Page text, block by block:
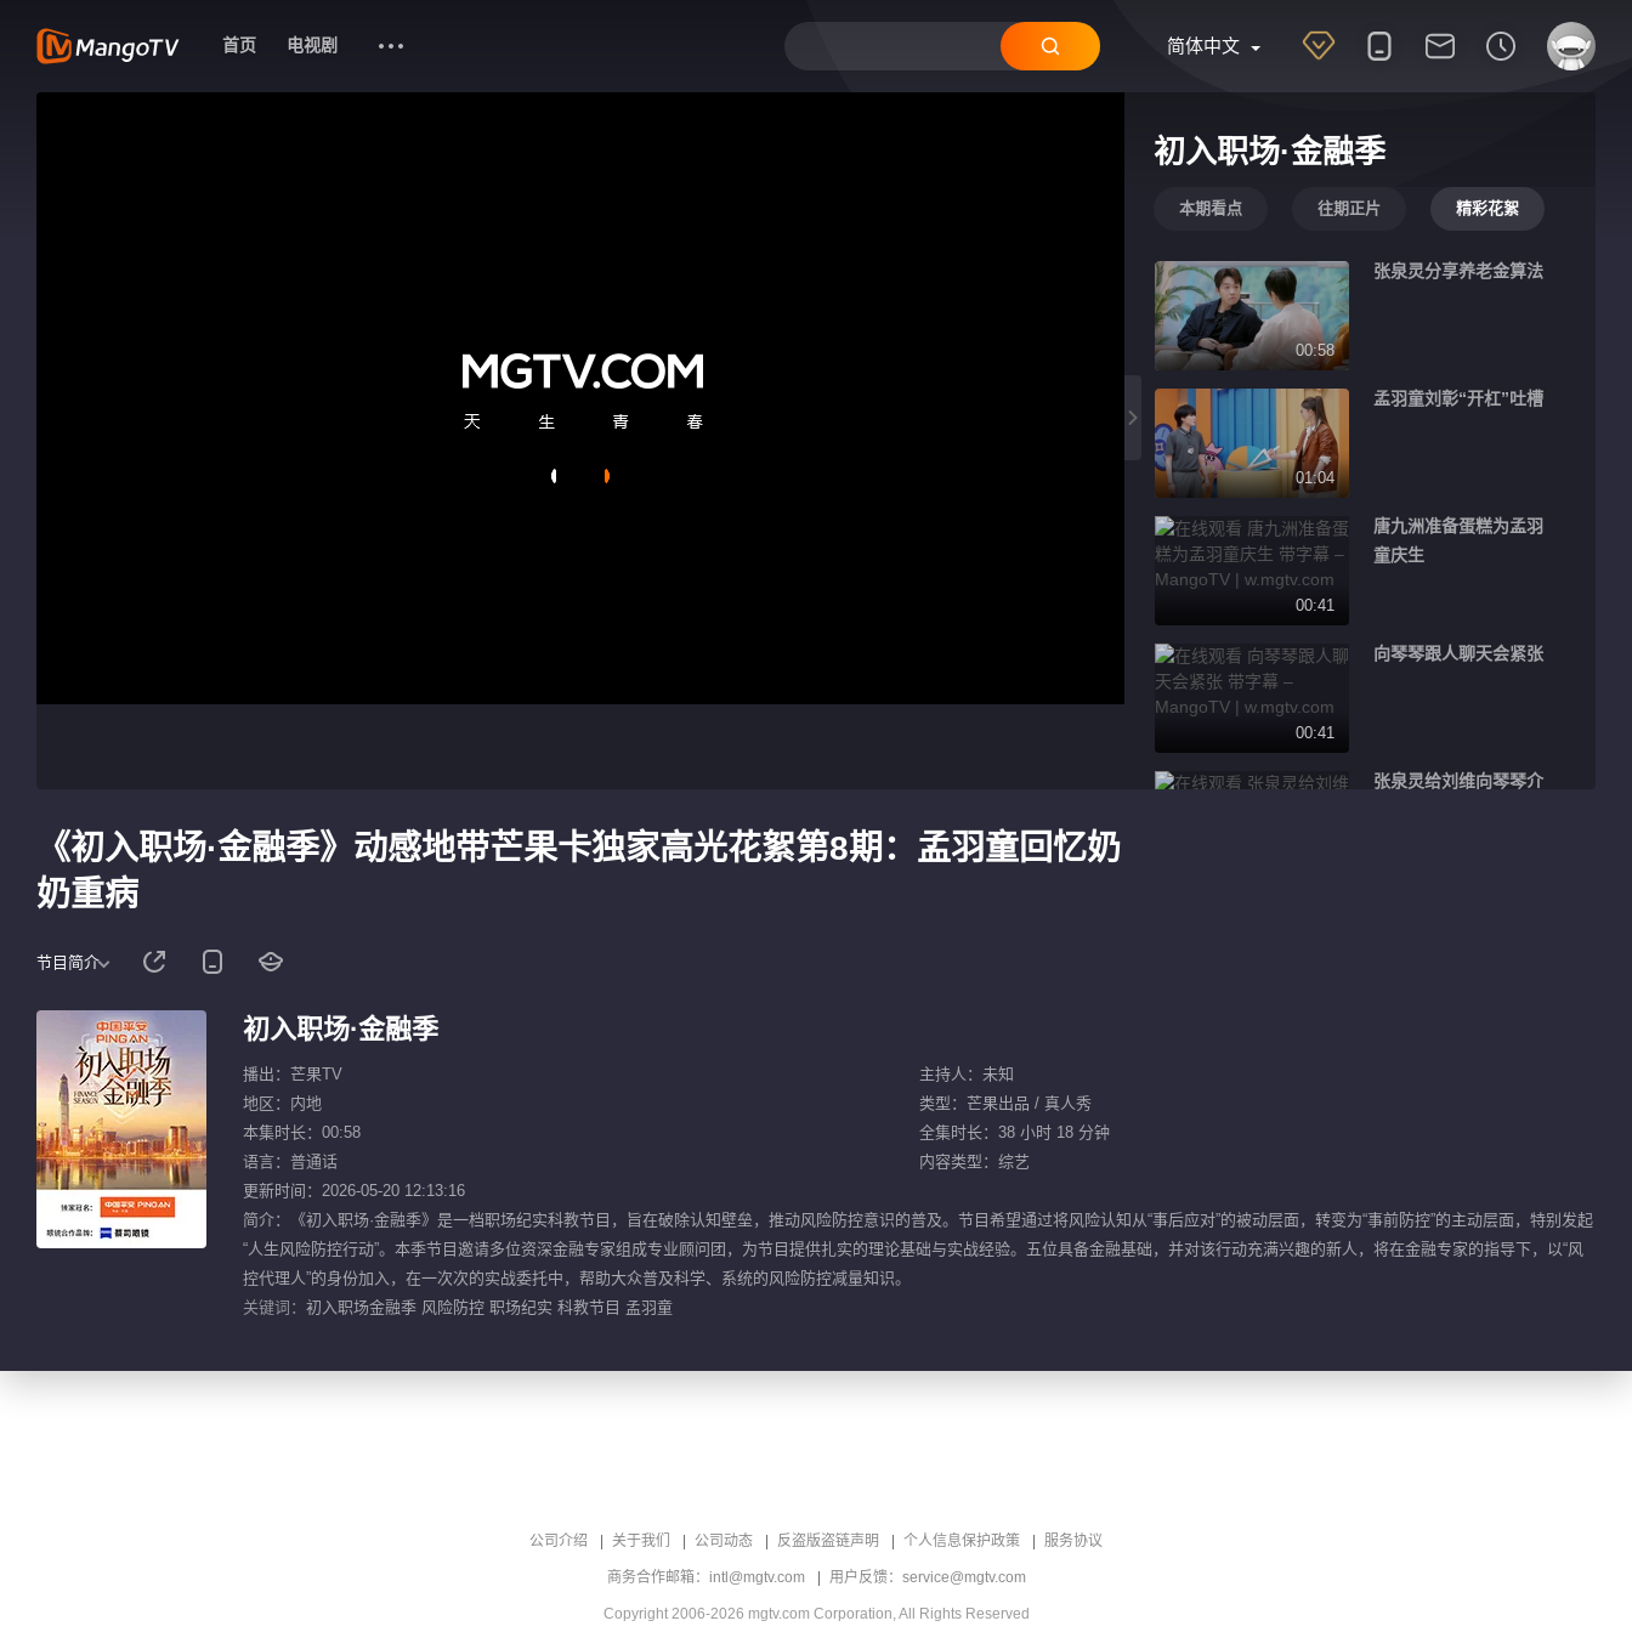
简体中文
首页 电视剧
初入职场·金融季
本期看点 往期正片 精彩花絮
00:58
张泉灵分享养老金算法
01:04
孟羽童刘彰“开杠”吐槽
00:41
唐九洲准备蛋糕为孟羽
童庆生
00:41
向琴琴跟人聊天会紧张
张泉灵给刘维向琴琴介
01:16
00:56
《初入职场·金融季》动感地带芒果卡独家高光花絮第8期：孟羽童回忆奶
奶重病
节目简介
初入职场·金融季
播出：芒果TV
主持人：未知
地区：内地
类型：芒果出品 / 真人秀
本集时长：00:58
全集时长：38 小时 18 分钟
语言：普通话
内容类型：综艺
更新时间：2026-05-20 12:13:16
简介：《初入职场·金融季》是一档职场纪实科教节目，旨在破除认知壁垒，推动风险防控意识的普及。节目希望通过将风险认知从“事后应对”的被动层面，转变为“事前防控”的主动层面，特别发起
“人生风险防控行动”。本季节目邀请多位资深金融专家组成专业顾问团，为节目提供扎实的理论基础与实战经验。五位具备金融基础，并对该行动充满兴趣的新人，将在金融专家的指导下，以“风
控代理人”的身份加入，在一次次的实战委托中，帮助大众普及科学、系统的风险防控减量知识。
关键词： 初入职场金融季 风险防控 职场纪实 科教节目 孟羽童
公司介绍 关于我们 公司动态 反盗版盗链声明 个人信息保护政策 服务协议
商务合作邮箱：intl@mgtv.com 用户反馈：service@mgtv.com
Copyright 2006-2026 mgtv.com Corporation, All Rights Reserved